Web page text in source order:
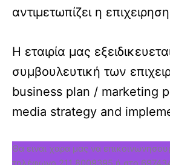
αντιμετωπίζει η
Η εταιρία μας
συμβουλευτική των
business plan / marketing
media strategy and
Θα ειναι χαρα μας να